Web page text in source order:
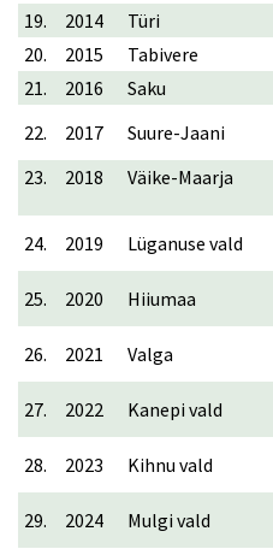
19.
2014 Türi
20.
2015 Tabivere
21.
2016 Saku
22.
2017 Suure-Jaani
23. 2018 Väike-Maarja
24.
2019 Lüganuse vald
25.
2020 Hiiumaa
26.
2021 Valga
27.
2022 Kanepi vald
28.
2023 Kihnu vald
29.
2024 Mulgi vald